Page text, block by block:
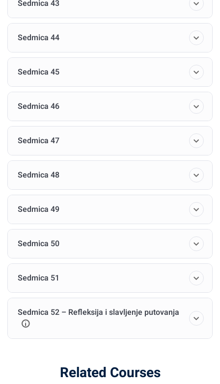
Sedmica 43
Sedmica 44
Sedmica 45
Sedmica 46
Sedmica 47
Sedmica 48
Sedmica 49
Sedmica 50
Sedmica 51
Sedmica 52 – Refleksija i slavljenje putovanja
Related Courses